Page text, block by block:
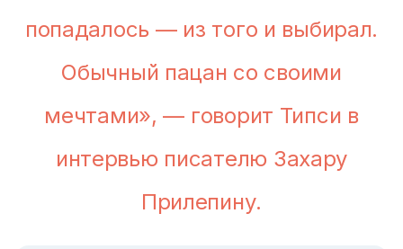
попадалось — из того и выбирал.
Обычный пацан со своими
мечтами», — говорит Типси в
интервью писателю Захару
Прилепину.